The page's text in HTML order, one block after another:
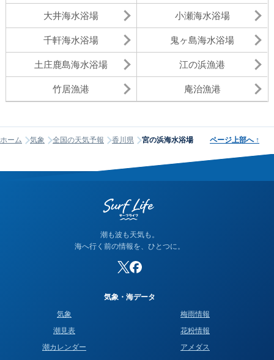
大井海水浴場 小瀬海水浴場
千軒海水浴場 鬼ヶ島海水浴場
土庄鹿島海水浴場 江の浜漁港
竹居漁港 庵治漁港
ホーム 気象 全国の天気予報 香川県 宮の浜海水浴場 ページ上部へ ↑
潮も波も天気も。
海へ行く前の情報を、ひとつに。
気象・海データ
気象
潮見表
潮カレンダー
梅雨情報
花粉情報
アメダス